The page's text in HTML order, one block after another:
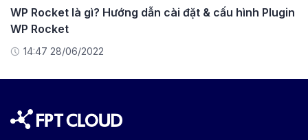
WP Rocket là gì? Hướng dẫn cài đặt & cấu hình Plugin
WP Rocket
14:47 28/06/2022